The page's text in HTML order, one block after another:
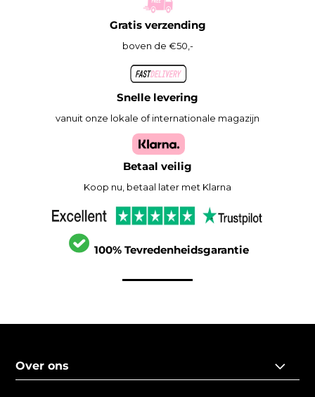
Gratis verzending
boven de €50,-
Snelle levering
vanuit onze lokale of internationale magazijn
Betaal veilig
Koop nu, betaal later met Klarna
100% Tevredenheidsgarantie
Over ons